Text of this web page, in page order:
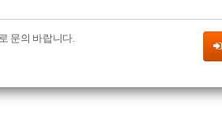
문의 바랍니다.